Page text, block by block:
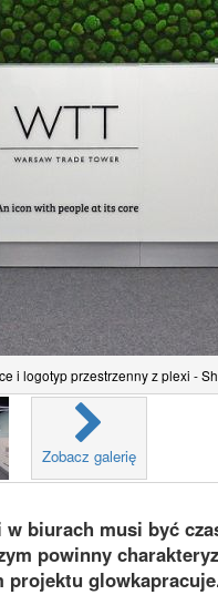
i logotyp przestrzenny z plexi -
Zobacz galerię
biurach musi być
powinny
projektu